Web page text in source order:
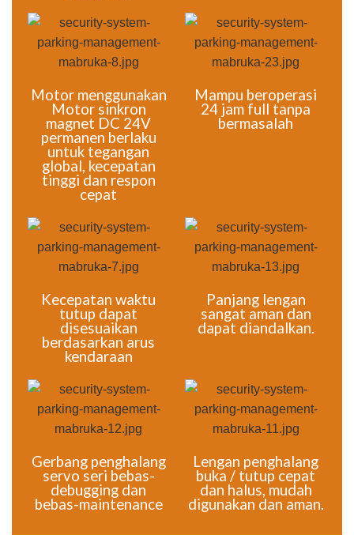
Motor menggunakan
Motor sinkron
magnet DC 24V
permanen berlaku
untuk tegangan
global, kecepatan
tinggi dan respon
cepat
Mampu beroperasi
24 jam full tanpa
bermasalah
Kecepatan waktu
tutup dapat
disesuaikan
berdasarkan arus
kendaraan
Panjang lengan
sangat aman dan
dapat diandalkan.
Gerbang penghalang
servo seri bebas-
debugging dan
bebas-maintenance
Lengan penghalang
buka / tutup cepat
dan halus, mudah
digunakan dan aman.